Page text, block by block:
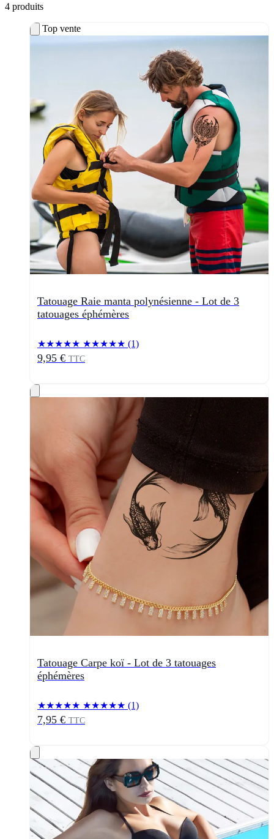
4 produits
Top vente
Tatouage Raie manta polynésienne - Lot de 3
tatouages éphémères
★★★★★ ★★★★★ (1)
9,95 € TTC
Tatouage Carpe koï - Lot de 3 tatouages
éphémères
★★★★★ ★★★★★ (1)
7,95 € TTC